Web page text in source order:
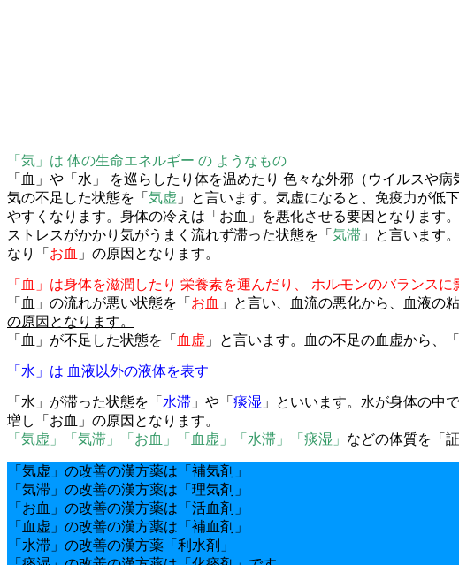
「気」は 体の生命エネルギー の ようなもの
「血」や「水」 を巡らしたり体を温めたり 色々な外邪（ウイルスや病
気の不足した状態を「 気虚 」と言います。気虚になると、免疫力が低
やすくなります。身体の冷えは「お血」を悪化させる要因となります。
ストレスがかかり気がうまく流れず滞った状態を「 気滞 」と言います
なり「 お血 」の原因となります。
「血」は身体を滋潤したり 栄養素を運んだり、 ホルモンのバランスに
「血」の流れが悪い状態を「 お血 」と言い、
血流の悪化から、血液の
の原因となります。
「血」が不足した状態を「 血虚 」と言います。血の不足の血虚から、
「水」は 血液以外の液体を表す
「水」が滞った状態を「 水滞 」や「 痰湿 」といいます。水が身体の中
増し「お血」の原因となります。
「気虚」「気滞」「お血」「血虚」「水滞」「痰湿」 などの体質を「
「気虚」の改善の漢方薬は「補気剤」
「気滞」の改善の漢方薬は「理気剤」
「お血」の改善の漢方薬は「活血剤」
「血虚」の改善の漢方薬は「補血剤」
「水滞」の改善の漢方薬「利水剤」